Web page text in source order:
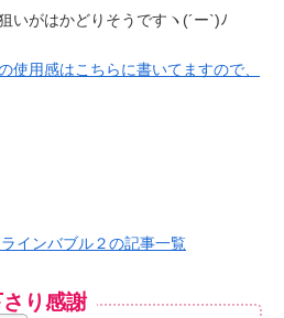
いがはかどりそうですヽ(´ー`)ﾉ
用感はこちらに書いてますので、
ラインバブル２の記事一覧
り感謝